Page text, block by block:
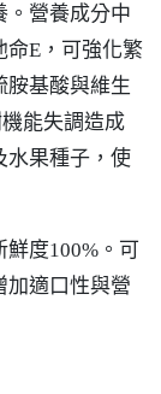
。營養成分中
E，可強化繁
胺基酸與維生
能失調造成
水果種子，使
度100%。可
加適口性與營